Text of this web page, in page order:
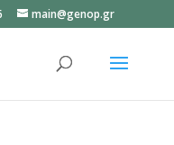
main@genop.gr